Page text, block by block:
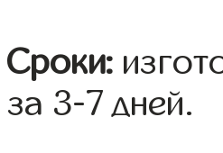
Сроки:
за 3-7 дней.